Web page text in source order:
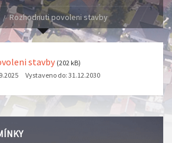
Rozhodnuti povoleni stavby
stavby (202 kB)
Vystaveno do: 31.12.2030